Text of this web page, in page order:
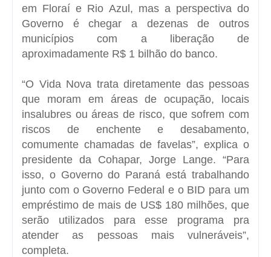
em Floraí e Rio Azul, mas a perspectiva do
Governo é chegar a dezenas de outros
municípios com a liberação de
aproximadamente R$ 1 bilhão do banco.
“O Vida Nova trata diretamente das pessoas
que moram em áreas de ocupação, locais
insalubres ou áreas de risco, que sofrem com
riscos de enchente e desabamento,
comumente chamadas de favelas”, explica o
presidente da Cohapar, Jorge Lange. “Para
isso, o Governo do Paraná está trabalhando
junto com o Governo Federal e o BID para um
empréstimo de mais de US$ 180 milhões, que
serão utilizados para esse programa pra
atender as pessoas mais vulneráveis”,
completa.